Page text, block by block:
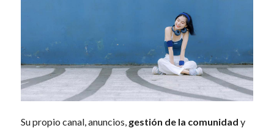
Su propio canal, anuncios, gestión de la comunidad y